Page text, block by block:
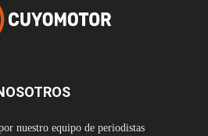
nuestro equipo de periodistas